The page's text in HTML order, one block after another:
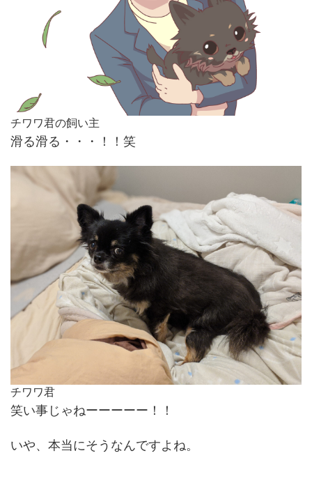
チワワ君の飼い主
滑る滑る・・・！！笑
チワワ君
笑い事じゃねーーーーー！！
いや、本当にそうなんですよね。